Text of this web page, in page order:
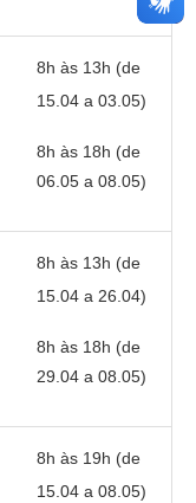
8h às 13h (de
15.04 a 03.05)
8h às 18h (de
06.05 a 08.05)
8h às 13h (de
15.04 a 26.04)
8h às 18h (de
29.04 a 08.05)
8h às 19h (de
15.04 a 08.05)